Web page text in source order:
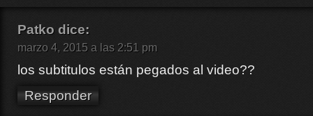
Patko dice:
marzo 4, 2015 a las 2:51 pm
los subtitulos están pegados al video??
Responder